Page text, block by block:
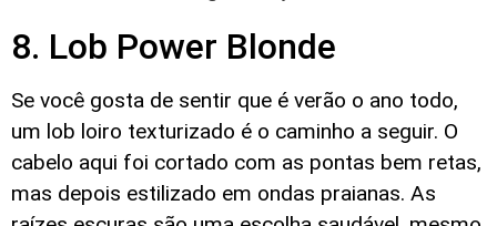
8. Lob Power Blonde
Se você gosta de sentir que é verão o ano todo,
um lob loiro texturizado é o caminho a seguir. O
cabelo aqui foi cortado com as pontas bem retas,
mas depois estilizado em ondas praianas. As